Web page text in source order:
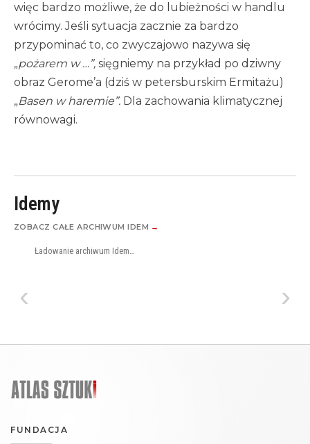
więc bardzo możliwe, że do lubieżności w handlu
wrócimy. Jeśli sytuacja zacznie za bardzo
przypominać to, co zwyczajowo nazywa się
„pożarem w …”, sięgniemy na przykład po dziwny
obraz Gerome’a (dziś w petersburskim Ermitażu)
„Basen w haremie”. Dla zachowania klimatycznej
równowagi.
Idemy
ZOBACZ CAŁE ARCHIWUM IDEM →
‹
Ładowanie archiwum Idem…
›
FUNDACJA